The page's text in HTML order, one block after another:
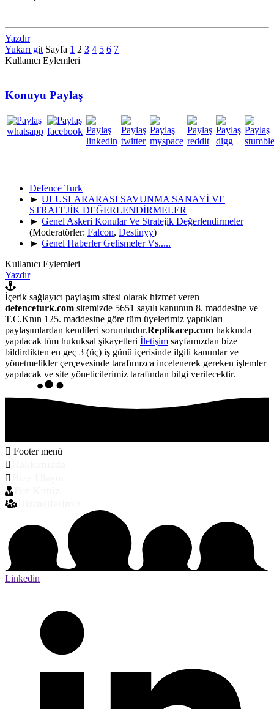
Yazdır
Yukarı git Sayfa 1 2 3 4 5 6 7
Kullanıcı Eylemleri
Konuyu Paylaş
Defence Turk
► ULUSLARARASI SAVUNMA SANAYİ VE
STRATEJİK DEĞERLENDİRMELER
► Genel Askeri Konular Ve Stratejik Değerlendirmeler
(Moderatörler: Falcon, Destinyy)
► Genel Haberler Gelismeler Vs.....
Kullanıcı Eylemleri
Yazdır
İçerik sağlayıcı paylaşım sitesi olarak hizmet veren
defenceturk.com sitemizde 5651 sayılı kanunun 8. maddesine ve
T.C.Knın 125. maddesine göre tüm üyelerimiz yaptıkları
paylaşımlardan kendileri sorumludur.Replikacep.com hakkında
yapılacak tüm hukuksal şikayetleri İletişim sayfamızdan bize
bildirdikten en geç 3 (üç) iş günü içerisinde ilgili kanunlar ve
yönetmelikler çerçevesinde tarafımızca incelenerek gereken işlemler
yapılacak ve site yöneticilerimiz tarafından bilgi verilecektir.
Footer menü
Linkedin